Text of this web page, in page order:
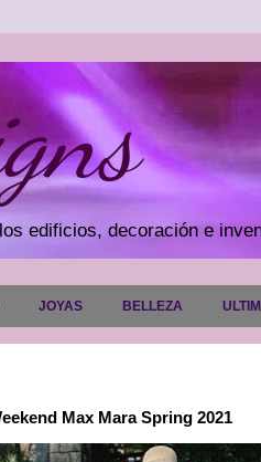
edificios, decoración e
JOYAS BELLEZA
Max Mara Spring 2021